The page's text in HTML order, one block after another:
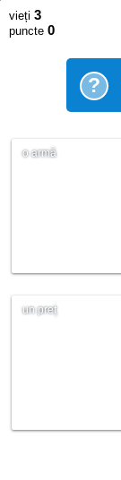
vieți 3
puncte 0
?
o armă
un preț